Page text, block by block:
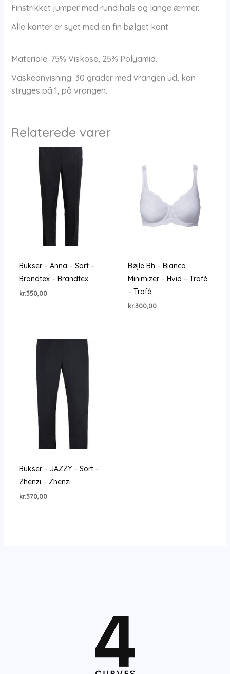
Finstrikket jumper med rund hals og lange ærmer.
Alle kanter er syet med en fin bølget kant.
Materiale: 75% Viskose, 25% Polyamid.
Vaskeanvisning: 30 grader med vrangen ud, kan
stryges på 1, på vrangen.
Relaterede varer
Bukser – Anna – Sort –
Brandtex – Brandtex
kr.350,00
Bøjle Bh – Bianca
Minimizer – Hvid – Trofé
– Trofé
kr.300,00
Bukser – JAZZY – Sort –
Zhenzi – Zhenzi
kr.370,00